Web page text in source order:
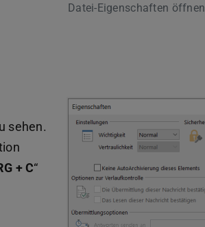
Datei-Eigenschaften öffnen
sehen.
+ C“